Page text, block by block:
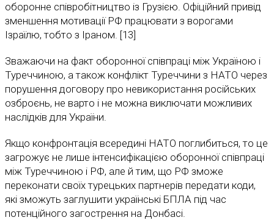
оборонне співробітництво із Грузією. Офіційний привід
зменшення мотивації РФ працювати з ворогами
Ізраїлю, тобто з Іраном. [13]
Зважаючи на факт оборонної співпраці між Україною і
Туреччиною, а також конфлікт Туреччини з НАТО через
порушення договору про невикористання російських
озброєнь, не варто і не можна виключати можливих
наслідків для України.
Якщо конфронтація всередині НАТО поглибиться, то це
загрожує не лише інтенсифікацією оборонної співпраці
між Туреччиною і РФ, але й тим, що РФ зможе
переконати своїх турецьких партнерів передати коди,
які зможуть заглушити українські БПЛА під час
потенційного загострення на Донбасі.